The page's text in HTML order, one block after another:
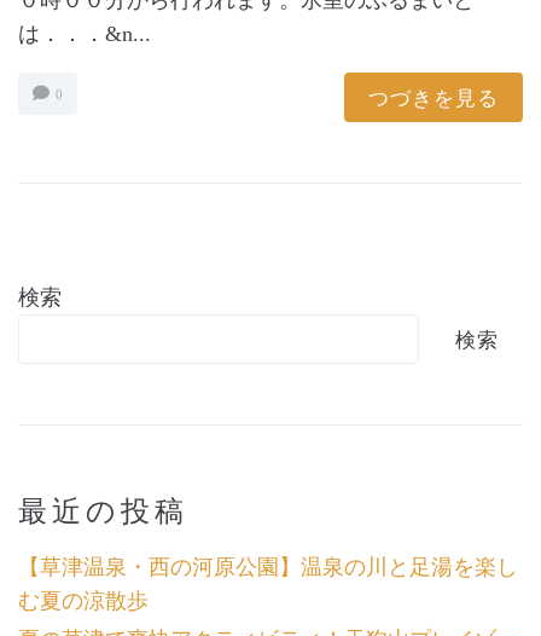
は．．．&n...
0 つづきを見る
検索
検索
最近の投稿
【草津温泉・西の河原公園】温泉の川と足湯を楽し
む夏の涼散歩